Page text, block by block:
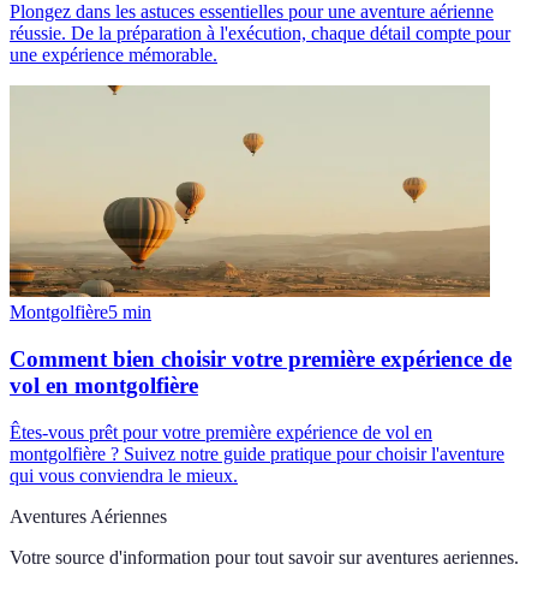
Plongez dans les astuces essentielles pour une aventure aérienne
réussie. De la préparation à l'exécution, chaque détail compte pour
une expérience mémorable.
Montgolfière5 min
Comment bien choisir votre première expérience de
vol en montgolfière
Êtes-vous prêt pour votre première expérience de vol en
montgolfière ? Suivez notre guide pratique pour choisir l'aventure
qui vous conviendra le mieux.
Aventures Aériennes
Votre source d'information pour tout savoir sur aventures aeriennes.